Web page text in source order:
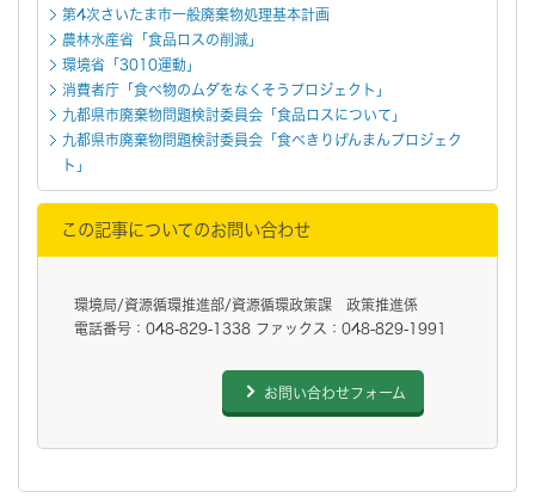
第4次さいたま市一般廃棄物処理基本計画
農林水産省「食品ロスの削減」
環境省「3010運動」
消費者庁「食べ物のムダをなくそうプロジェクト」
九都県市廃棄物問題検討委員会「食品ロスについて」
九都県市廃棄物問題検討委員会「食べきりげんまんプロジェク
ト」
この記事についてのお問い合わせ
環境局/資源循環推進部/資源循環政策課 政策推進係
電話番号：048-829-1338 ファックス：048-829-1991
お問い合わせフォーム